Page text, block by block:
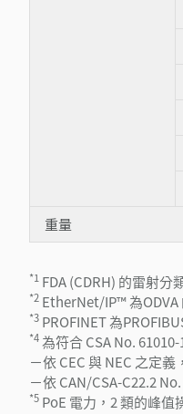
重量
*1 FDA (CDRH) 的雷射分
*2 EtherNet/IP™ 為ODVA
*3 PROFINET 為
*4 為符合 CSA No.
－依 CEC 與 NEC 之定
－依 CAN/CSA-C22.2
*5 PoE 電力，2 類的峰值